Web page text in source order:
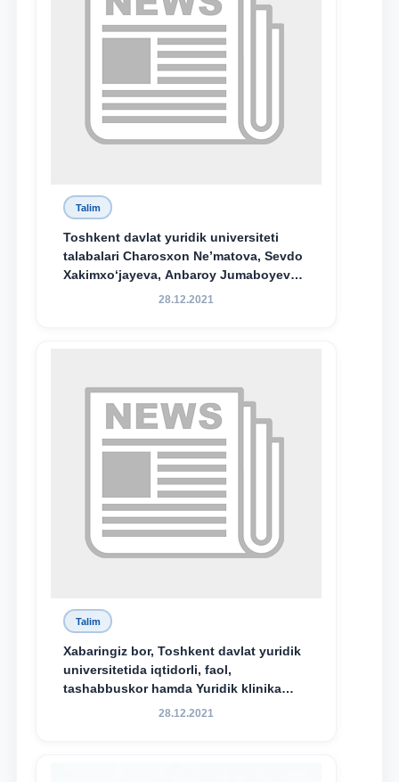
Talim
Toshkent davlat yuridik universiteti
talabalari Charosxon Ne’matova, Sevdo
Xakimxo‘jayeva, Anbaroy Jumaboyeva
hamda TDYU qoshidagi M.S.Vosiqova
bo‘ldi.
28.12.2021
Talim
Xabaringiz bor, Toshkent davlat yuridik
universitetida iqtidorli, faol,
tashabbuskor hamda Yuridik klinika
faoliyatida o‘z bilim va ko‘nikmalarini
28.12.2021